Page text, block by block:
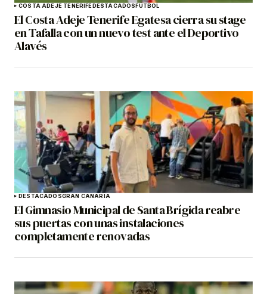
COSTA ADEJE TENERIFEDESTACADOSFÚTBOL
El Costa Adeje Tenerife Egatesa cierra su stage
en Tafalla con un nuevo test ante el Deportivo
Alavés
DESTACADOSGRAN CANARIA
El Gimnasio Municipal de Santa Brígida reabre
sus puertas con unas instalaciones
completamente renovadas